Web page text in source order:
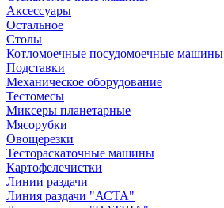
Аксессуары
Остальное
Столы
Котломоечные посудомоечные машины
Подставки
Механическое оборудование
Тестомесы
Миксеры планетарные
Мясорубки
Овощерезки
Тестораскаточные машины
Картофелечистки
Линии раздачи
Линия раздачи "АСТА"